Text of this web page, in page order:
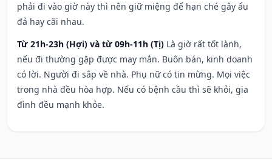
phải đi vào giờ này thì nên giữ miệng để hạn ché gây ẩu
đả hay cãi nhau.
Từ 21h-23h (Hợi) và từ 09h-11h (Tị) Là giờ rất tốt lành,
nếu đi thường gặp được may mắn. Buôn bán, kinh doanh
có lời. Người đi sắp về nhà. Phụ nữ có tin mừng. Mọi việc
trong nhà đều hòa hợp. Nếu có bệnh cầu thì sẽ khỏi, gia
đình đều mạnh khỏe.